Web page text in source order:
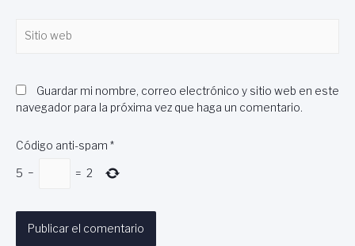
web
Guardar mi nombre, correo electrónico y sitio web en este
navegador para la próxima vez que haga un comentario.
Código anti-spam *
5 − = 2